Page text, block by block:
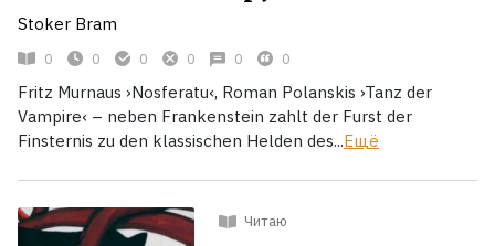
Stoker Bram
0 0 0 0 0 0
Fritz Murnaus ›Nosferatu‹, Roman Polanskis ›Tanz der
Vampire‹ – neben Frankenstein zahlt der Furst der
Finsternis zu den klassischen Helden des...Ещё
Читаю